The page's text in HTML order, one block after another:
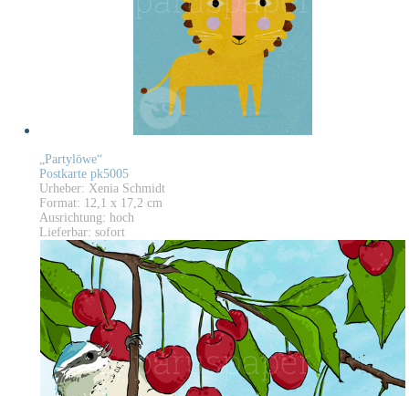
„Partylöwe“
Postkarte pk5005
Urheber: Xenia Schmidt
Format: 12,1 x 17,2 cm
Ausrichtung: hoch
Lieferbar: sofort